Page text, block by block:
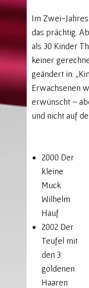
Im Zwei-
das prächtig.
als 30 Kinder
keiner
geändert in:
Erwachsenen
erwünscht –
und nicht auf
2000 Der
kleine
Muck
Wilhelm
Hauf
2002 Der
Teufel mit
den 3
goldenen
Haaren